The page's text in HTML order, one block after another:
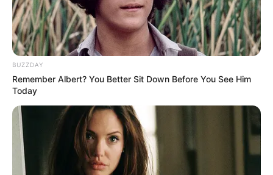
HOME
Home Curso Técnico >
Mais Saúde com Agente: Lista do
RESULTADO FINAL das inscrições - I.
BUZZDAY
Remember Albert? You Better Sit Down Before You See Him
Today